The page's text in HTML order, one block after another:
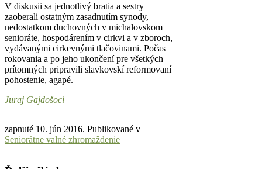
V diskusii sa jednotlivý bratia a sestry
zaoberali ostatným zasadnutím synody,
nedostatkom duchovných v michalovskom
senioráte, hospodárením v cirkvi a v zboroch,
vydávanými cirkevnými tlačovinami. Počas
rokovania a po jeho ukončení pre všetkých
prítomných pripravili slavkovskí reformovaní
pohostenie, agapé.
Juraj Gajdošoci
zapnuté 10. jún 2016. Publikované v
Seniorátne valné zhromaždenie